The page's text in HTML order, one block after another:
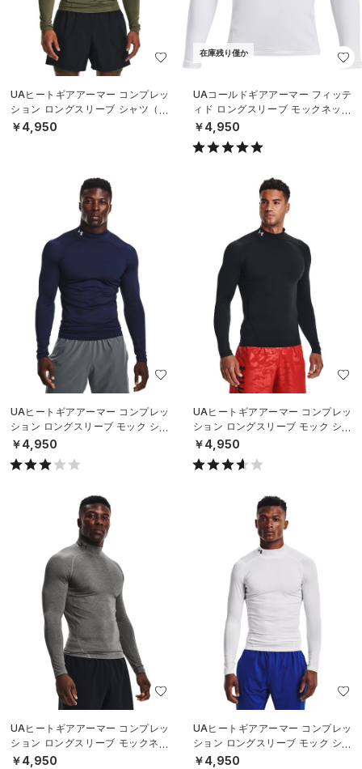
UAヒートギアアーマー コンプレッ
ション ロングスリーブ シャツ（ト
レーニング/MEN）
￥4,950
在庫残り僅か
UAコールドギアアーマー フィッテ
ィド ロングスリーブ モックネック
シャツ（トレーニング/BOYS）
￥4,950
UAヒートギアアーマー コンプレッ
ション ロングスリーブ モック シャ
ツ（トレーニング/MEN）
￥4,950
UAヒートギアアーマー コンプレッ
ション ロングスリーブ モック シャ
ツ（トレーニング/MEN）
￥4,950
UAヒートギアアーマー コンプレッ
ション ロングスリーブ モックネッ
ク シャツ（トレーニング/MEN）
￥4,950
UAヒートギアアーマー コンプレッ
ション ロングスリーブ モック シャ
ツ（トレーニング/MEN）
￥4,950